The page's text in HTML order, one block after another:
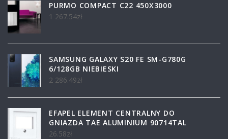
PURMO COMPACT C22 450X3000
1 267.54zł
SAMSUNG GALAXY S20 FE SM-G780G
6/128GB NIEBIESKI
2 286.49zł
EFAPEL ELEMENT CENTRALNY DO
GNIAZDA TAE ALUMINIUM 90714TAL
26.58zł